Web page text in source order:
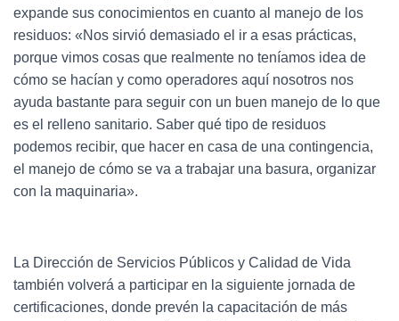
expande sus conocimientos en cuanto al manejo de los
residuos: «Nos sirvió demasiado el ir a esas prácticas,
porque vimos cosas que realmente no teníamos idea de
cómo se hacían y como operadores aquí nosotros nos
ayuda bastante para seguir con un buen manejo de lo que
es el relleno sanitario. Saber qué tipo de residuos
podemos recibir, que hacer en casa de una contingencia,
el manejo de cómo se va a trabajar una basura, organizar
con la maquinaria».
La Dirección de Servicios Públicos y Calidad de Vida
también volverá a participar en la siguiente jornada de
certificaciones, donde prevén la capacitación de más